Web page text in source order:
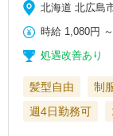
北海道 北広島
時給 1,080円 ～
処遇改善あり
髪型自由 制
週4日勤務可